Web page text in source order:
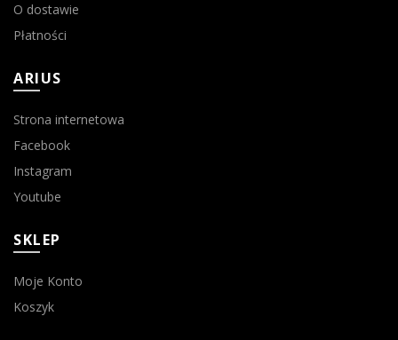
O dostawie
Płatności
ARIUS
Strona internetowa
Facebook
Instagram
Youtube
SKLEP
Moje Konto
Koszyk